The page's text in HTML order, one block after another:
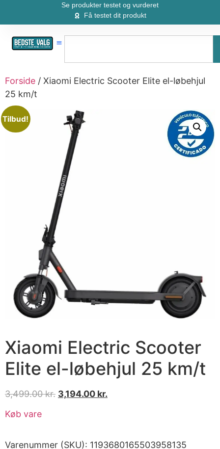
Se produkter testet og vurderet
Få testet dit produkt
Forside / Xiaomi Electric Scooter Elite el-løbehjul
25 km/t
Tilbud!
Xiaomi Electric Scooter
Elite el-løbehjul 25 km/t
3,499.00kr. 3,194.00 kr.
Køb vare
Varenummer (SKU): 1193680165503958135